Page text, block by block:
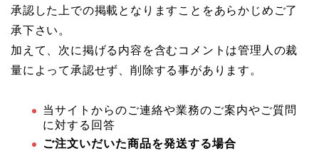
承認した上での掲載となりますことをあらかじめご了
承下さい。
加えて、次に掲げる内容を含むコメントは管理人の裁
量によって承認せず、削除する事があります。
当サイトからのご連絡や業務のご案内やご質問
に対する回答
ご注文いだいた商品を発送する場合